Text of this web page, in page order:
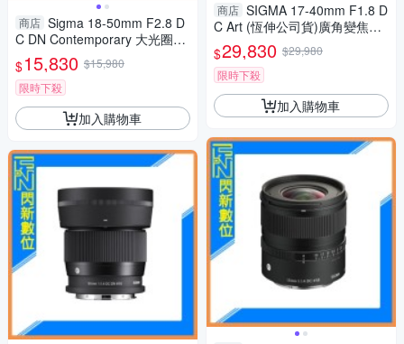
商店 Sigma 18-50mm F2.8 D
C DN Contemporary 大光圈變
焦鏡(18-50,公司貨)Fujifilm X
$15,830 $15,980
限時下殺
加入購物車
商店 SIGMA 17-40mm F1.8 D
C Art (恆伸公司貨)廣角變焦鏡
頭 大光圈 APS-C
$29,830 $29,980
限時下殺
加入購物車